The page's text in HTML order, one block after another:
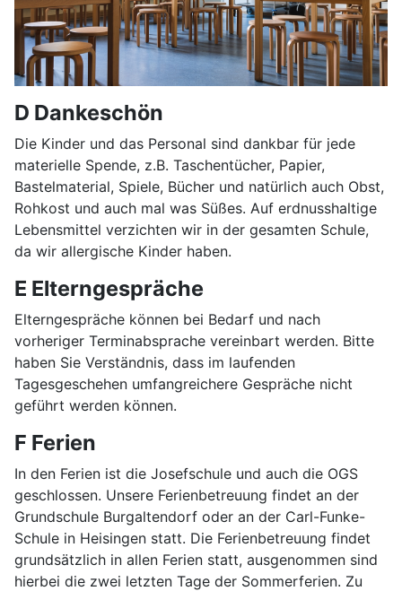
D Dankeschön
Die Kinder und das Personal sind dankbar für jede
materielle Spende, z.B. Taschentücher, Papier,
Bastelmaterial, Spiele, Bücher und natürlich auch Obst,
Rohkost und auch mal was Süßes. Auf erdnusshaltige
Lebensmittel verzichten wir in der gesamten Schule,
da wir allergische Kinder haben.
E Elterngespräche
Elterngespräche können bei Bedarf und nach
vorheriger Terminabsprache vereinbart werden. Bitte
haben Sie Verständnis, dass im laufenden
Tagesgeschehen umfangreichere Gespräche nicht
geführt werden können.
F Ferien
In den Ferien ist die Josefschule und auch die OGS
geschlossen. Unsere Ferienbetreuung findet an der
Grundschule Burgaltendorf oder an der Carl-Funke-
Schule in Heisingen statt. Die Ferienbetreuung findet
grundsätzlich in allen Ferien statt, ausgenommen sind
hierbei die zwei letzten Tage der Sommerferien. Zu